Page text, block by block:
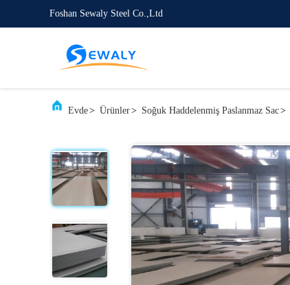
Foshan Sewaly Steel Co.,Ltd
Evde> Ürünler> Soğuk Haddelenmiş Paslanmaz Sac>